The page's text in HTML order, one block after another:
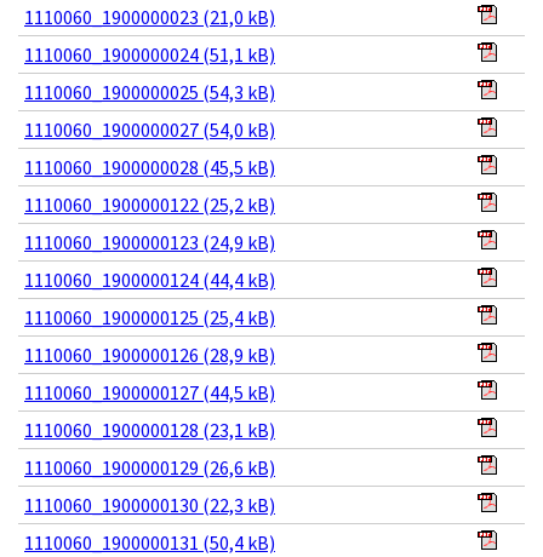
1110060_1900000023 (21,0 kB)
1110060_1900000024 (51,1 kB)
1110060_1900000025 (54,3 kB)
1110060_1900000027 (54,0 kB)
1110060_1900000028 (45,5 kB)
1110060_1900000122 (25,2 kB)
1110060_1900000123 (24,9 kB)
1110060_1900000124 (44,4 kB)
1110060_1900000125 (25,4 kB)
1110060_1900000126 (28,9 kB)
1110060_1900000127 (44,5 kB)
1110060_1900000128 (23,1 kB)
1110060_1900000129 (26,6 kB)
1110060_1900000130 (22,3 kB)
1110060_1900000131 (50,4 kB)